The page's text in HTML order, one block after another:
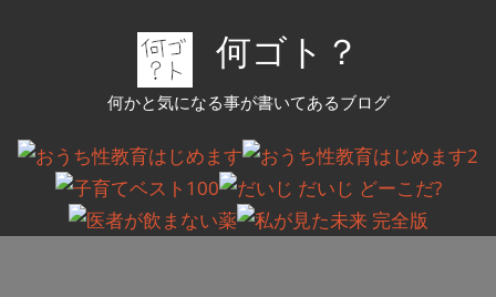
ツ
キ
何ゴト？
何かと気になる事が書いてあるブログ